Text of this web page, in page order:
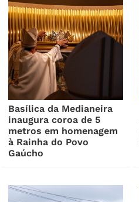
Basílica da Medianeira
inaugura coroa de 5
metros em homenagem
à Rainha do Povo
Gaúcho